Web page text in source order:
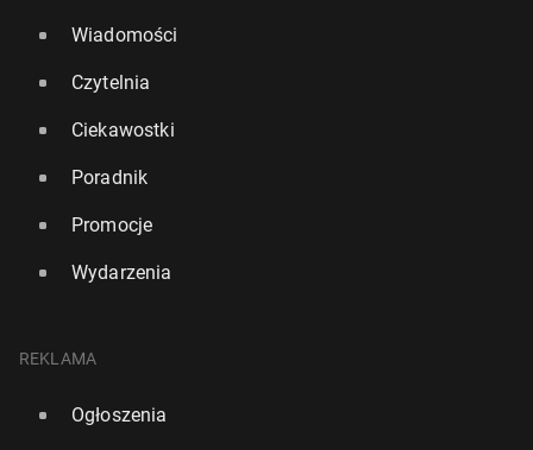
Wiadomości
Czytelnia
Ciekawostki
Poradnik
Promocje
Wydarzenia
REKLAMA
Ogłoszenia